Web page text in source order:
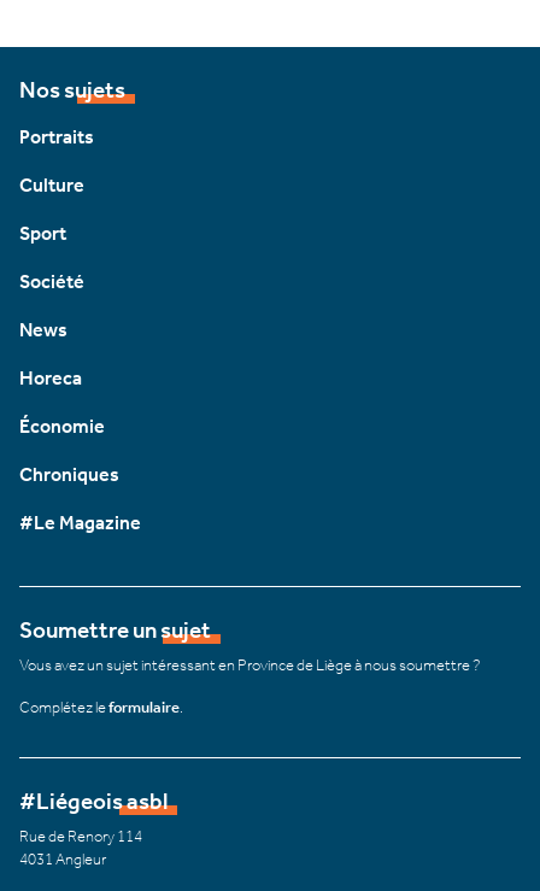
Nos sujets
Portraits
Culture
Sport
Société
News
Horeca
Économie
Chroniques
#Le Magazine
Soumettre un sujet
Vous avez un sujet intéressant en Province de Liège à nous soumettre ?
Complétez leformulaire
#Liégeois asbl
Rue de Renory 114
4031 Angleur